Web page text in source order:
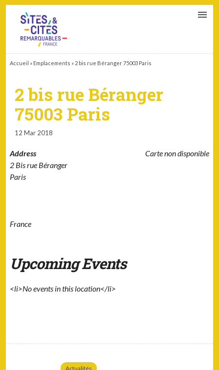
Accueil » Emplacements » 2 bis rue Béranger 75003 Paris
2 bis rue Béranger
75003 Paris
12 Mar 2018
Carte non disponible
Address
2 Bis rue Béranger
Paris
France
Upcoming Events
<li>No events in this location</li>
Actualités